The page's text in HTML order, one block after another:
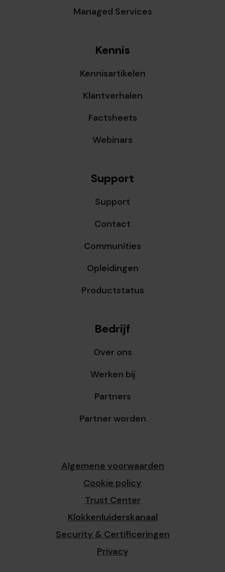
Managed Services
Kennis
Kennisartikelen
Klantverhalen
Factsheets
Webinars
Support
Support
Contact
Communities
Opleidingen
Productstatus
Bedrijf
Over ons
Werken bij
Partners
Partner worden
Algemene voorwaarden
Cookie policy
Trust Center
Klokkenluiderskanaal
Security & Certificeringen
Privacy